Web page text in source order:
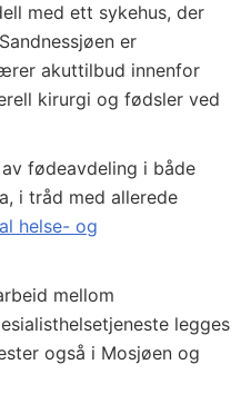
med ett sykehus, der
er
akuttilbud innenfor
kirurgi og fødsler ved
fødeavdeling i både
i tråd med allerede
helse- og
mellom
legges
også i Mosjøen og